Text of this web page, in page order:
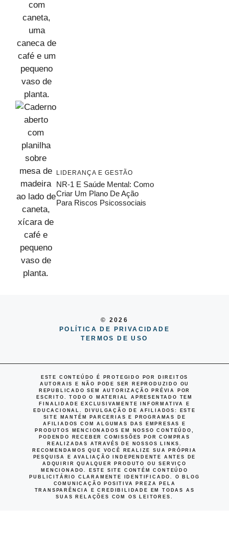
LIDERANÇA E GESTÃO
NR-1 E Saúde Mental: Como
Criar Um Plano De Ação
Para Riscos Psicossociais
© 2026
POLÍTICA DE PRIVACIDADE
TERMOS DE USO
ESTE CONTEÚDO É PROTEGIDO POR DIREITOS
AUTORAIS E NÃO PODE SER REPRODUZIDO OU
REPUBLICADO SEM AUTORIZAÇÃO PRÉVIA POR
ESCRITO. TODO O MATERIAL APRESENTADO TEM
FINALIDADE EXCLUSIVAMENTE INFORMATIVA E
EDUCACIONAL.
DIVULGAÇÃO DE AFILIADOS : ESTE
SITE MANTÉM PARCERIAS E PROGRAMAS DE
AFILIADOS COM ALGUMAS DAS EMPRESAS E
PRODUTOS MENCIONADOS EM NOSSO CONTEÚDO,
PODENDO RECEBER COMISSÕES POR COMPRAS
REALIZADAS ATRAVÉS DE NOSSOS LINKS.
RECOMENDAMOS QUE VOCÊ REALIZE SUA PRÓPRIA
PESQUISA E AVALIAÇÃO INDEPENDENTE ANTES DE
ADQUIRIR QUALQUER PRODUTO OU SERVIÇO
MENCIONADO. ESTE SITE CONTÉM CONTEÚDO
PUBLICITÁRIO CLARAMENTE IDENTIFICADO. O BLOG
COMUNICAÇÃO POSITIVA PREZA PELA
TRANSPARÊNCIA E CREDIBILIDADE EM TODAS AS
SUAS RELAÇÕES COM OS LEITORES.